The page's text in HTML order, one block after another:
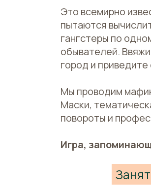
Это всемирно
пытаются
гангстеры по
обывателей.
город и
Мы проводим
Маски,
повороты и
Игра,